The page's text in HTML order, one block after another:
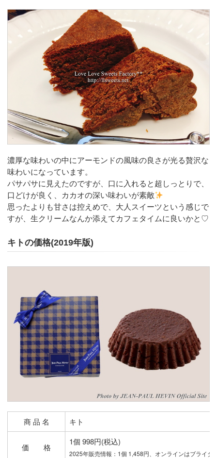
濃厚な味わいの中にアーモンドの風味の良さが光る贅沢な
味わいになっています。
パサパサに見えたのですが、口に入れると超しっとりで、
口どけが良く、カカオの深い味わいが素敵
思ったよりも甘さは控えめで、大人スイーツという感じで
すが、生クリームなんか添えてカフェタイムに良いかと♡
キトの価格(2019年版)
商 品 名 キト
価 格
1個 998円(税込)
2025年販売情報：1個 1,458円、オンラインはブライダ